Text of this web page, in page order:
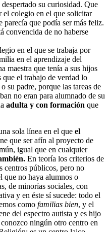
su curiosidad. Que
el colegio en el que solicitar
que podía ser más feliz.
convencida de no haberse
en el que se trabaja por
en el aprendizaje del
maestra que tenía a sus hijos
que el trabajo de verdad lo
su padre, porque las tareas de
no eran para alumnado de su
adulta y con formación que
sola línea en el que el
que ser afín al proyecto de
igual que en cualquier
En teoría los criterios de
centros públicos, pero no
que no haya alumnos o
de minorías sociales, con
y en éste sí sucede: todo el
como familias bien, y el
del espectro autista y es hijo
ningún otro centro en